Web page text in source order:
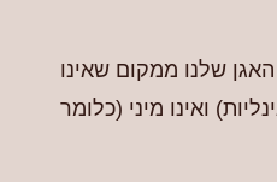
שלנו ממקום שאינו
ואינו מיני (כלומר